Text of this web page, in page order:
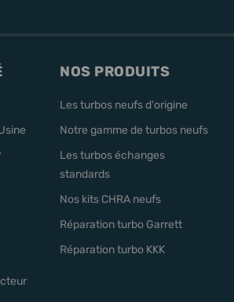
NOS PRODUITS
Les turbos neufs d'origine
Notre gamme de turbos neufs
Les turbos échanges
standards
Nos kits CHRA neufs
Réparation turbo Garrett
Réparation turbo KKK